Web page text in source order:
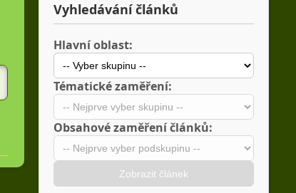
Vyhledávání článků
Hlavní oblast:
Tématické zaměření:
Obsahové zaměření článků:
Zobrazit článek